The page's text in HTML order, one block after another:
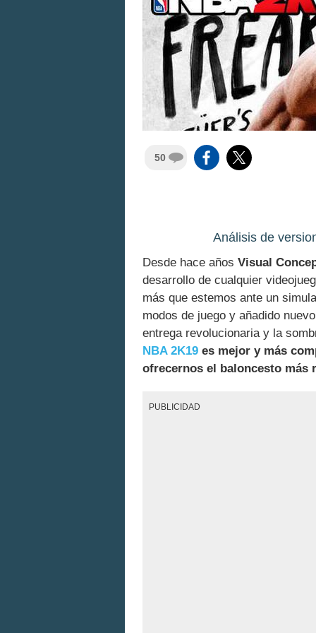
50
Análisis de
Desde hace años Visual
desarrollo de cualquier
más que estemos ante un
modos de juego y añadido
entrega revolucionaria y la
NBA 2K19 es mejor y más
ofrecernos el baloncesto más
PUBLICIDAD